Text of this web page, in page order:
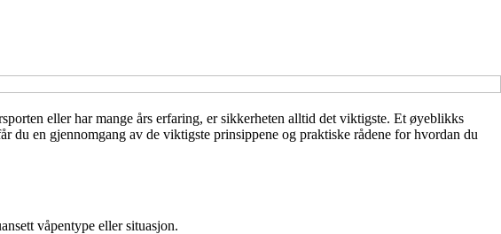
eller har mange års erfaring, er sikkerheten alltid det viktigste. Et øyeblikks
en gjennomgang av de viktigste prinsippene og praktiske rådene for hvordan du
våpentype eller situasjon.